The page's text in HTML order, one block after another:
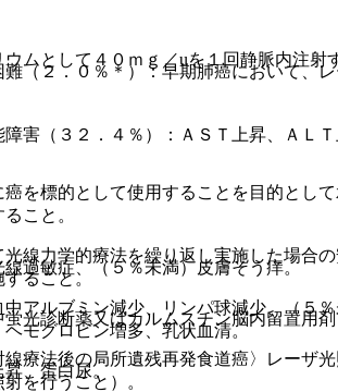
（２．０％＊）：早期肺癌において、
害（３２．４％）：ＡＳＴ上昇、ＡＬ
過敏症、（５％未満）皮膚そう痒。
アルブミン減少、リンパ球減少、（５
モグロビン増多、乳状血清。
、蛋白尿。
ムとして４０ｍｇ／uを１回静脈内注
を標的として使用することを目的とし
こと。
線力学的療法を繰り返し実施した場合
ること。
光診断薬又はカルムスチン脳内留置用
療法後の局所遺残再発食道癌〉レーザ
を行うこと）。